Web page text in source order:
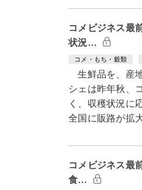
コメビジネス最
状況…
コメ・もち・穀類
生鮮品を、産
シェは昨年秋、
く、収穫状況に
全国に販路が拡
コメビジネス最
食…